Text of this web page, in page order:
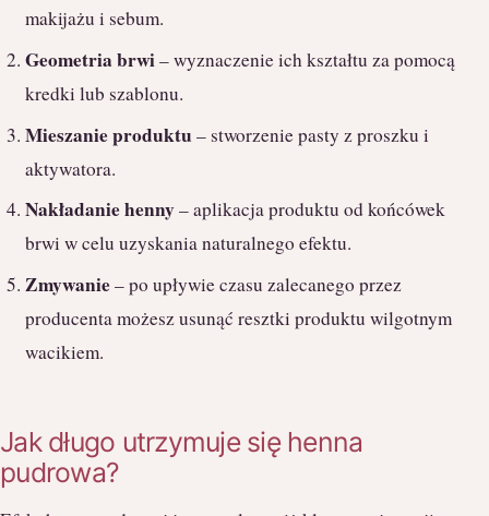
makijażu i sebum.
Geometria brwi– wyznaczenie ich kształtu za pomocą
kredki lub szablonu.
Mieszanie produktu– stworzenie pasty z proszku i
aktywatora.
Nakładanie henny– aplikacja produktu od końcówek
brwi w celu uzyskania naturalnego efektu.
Zmywanie– po upływie czasu zalecanego przez
producenta możesz usunąć resztki produktu wilgotnym
wacikiem.
Jak długo utrzymuje się henna
pudrowa?